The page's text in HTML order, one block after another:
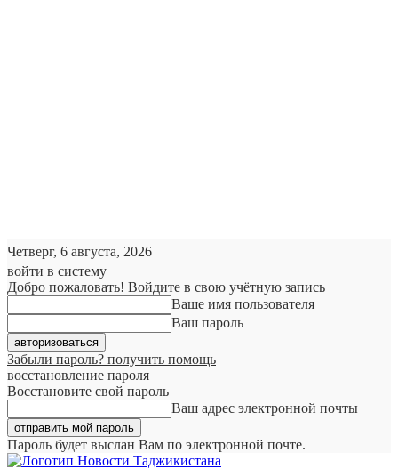
Четверг, 6 августа, 2026
войти в систему
Добро пожаловать! Войдите в свою учётную запись
Ваше имя пользователя
Ваш пароль
Забыли пароль? получить помощь
восстановление пароля
Восстановите свой пароль
Ваш адрес электронной почты
Пароль будет выслан Вам по электронной почте.
Новости Таджикистана